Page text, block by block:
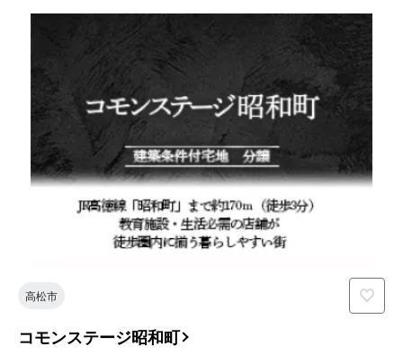
高松市
コモンステージ昭和町